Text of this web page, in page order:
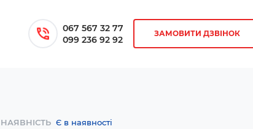
067 567 32 77
099 236 92 92
ЗАМОВИТИ ДЗВІНОК
НАЯВНІСТЬ Є в наявності